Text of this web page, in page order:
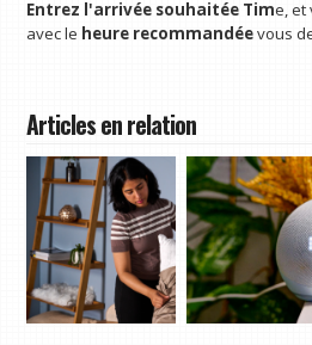
Entrez l'arrivée souhaitée Time, et
avec le heure recommandéevous
Articles en relation